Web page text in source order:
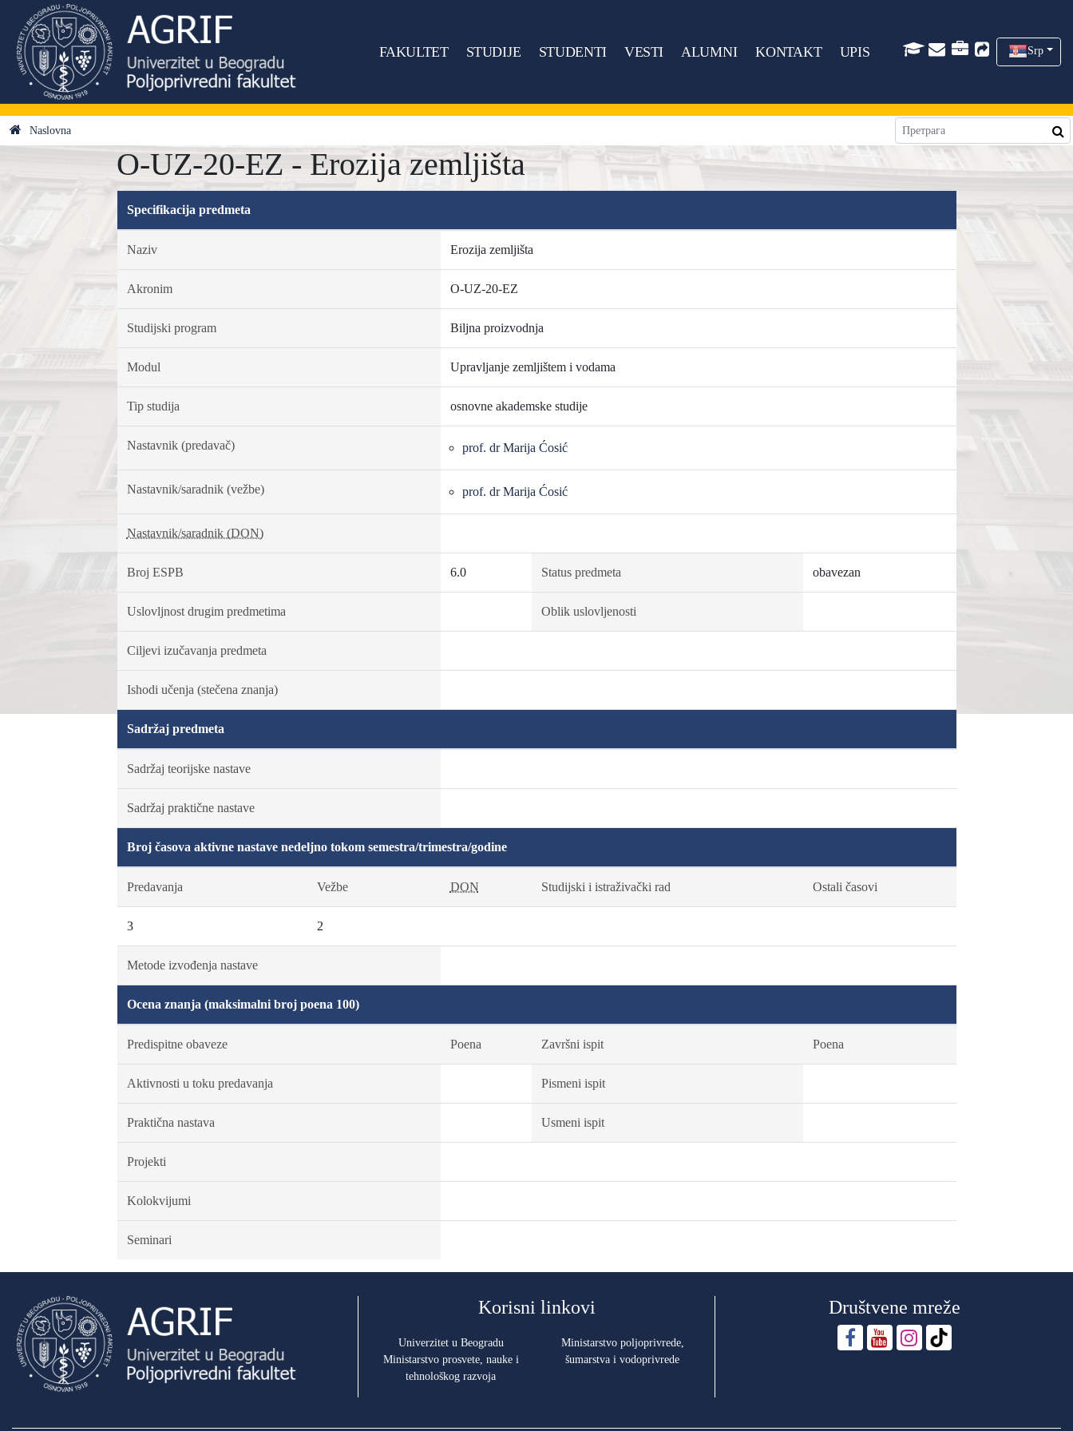
FAKULTET STUDIJE STUDENTI VESTI ALUMNI KONTAKT UPIS Srp
Naslovna
O-UZ-20-EZ - Erozija zemljišta
Specifikacija predmeta
Naziv Erozija zemljišta
Akronim O-UZ-20-EZ
Studijski program Biljna proizvodnja
Modul Upravljanje zemljištem i vodama
Tip studija osnovne akademske studije
Nastavnik (predavač) prof. dr Marija Ćosić
Nastavnik/saradnik (vežbe) prof. dr Marija Ćosić
Nastavnik/saradnik (DON)
Broj ESPB 6.0 Status predmeta obavezan
Uslovljnost drugim predmetima Oblik uslovljenosti
Ciljevi izučavanja predmeta
Ishodi učenja (stečena znanja)
Sadržaj predmeta
Sadržaj teorijske nastave
Sadržaj praktične nastave
Broj časova aktivne nastave nedeljno tokom semestra/trimestra/godine
Predavanja Vežbe DON Studijski i istraživački rad Ostali časovi
3 2
Metode izvođenja nastave
Ocena znanja (maksimalni broj poena 100)
Predispitne obaveze Poena Završni ispit Poena
Aktivnosti u toku predavanja Pismeni ispit
Praktična nastava Usmeni ispit
Projekti
Kolokvijumi
Seminari
Korisni linkovi
Univerzitet u Beogradu
Ministarstvo prosvete, nauke i
tehnološkog razvoja
Ministarstvo poljoprivrede,
šumarstva i vodoprivrede
Društvene mreže